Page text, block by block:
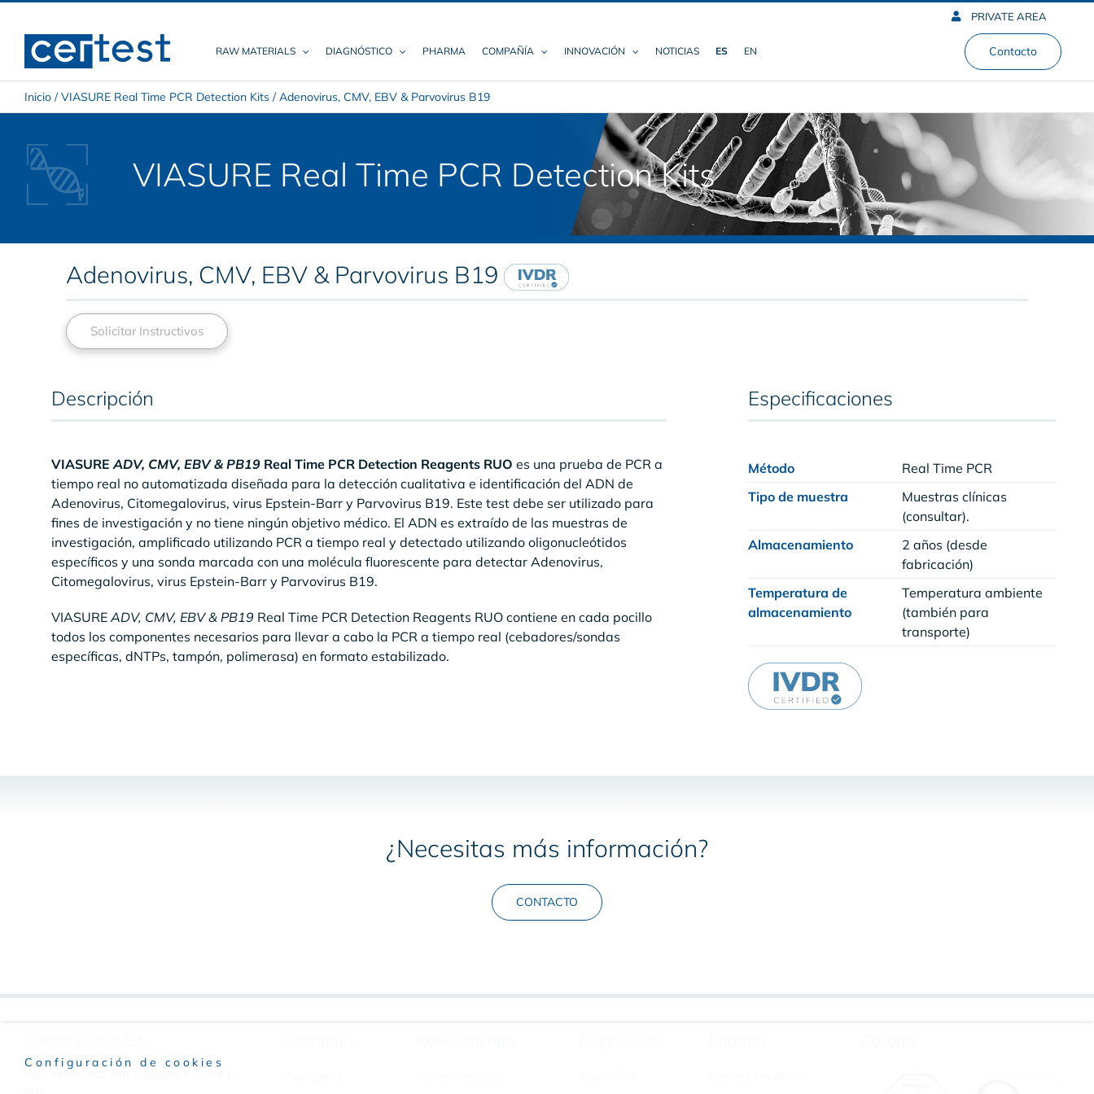
content
PRIVATE AREA
RAW MATERIALS DIAGNÓSTICO PHARMA COMPAÑÍA INNOVACIÓN NOTICIAS ES EN Contacto
Inicio/VIASURE Real Time PCR Detection Kits/Adenovirus, CMV, EBV & Parvovirus B19
VIASURE Real Time PCR Detection Kits
Adenovirus, CMV, EBV & Parvovirus B19
Solicitar Instructivos
Descripción
VIASUREADV, CMV, EBV & PB19Real Time PCR Detection Reagents RUO es una prueba de PCR a
tiempo real no automatizada diseñada para la detección cualitativa e identificación del ADN de
Adenovirus, Citomegalovirus, virus Epstein-Barr y Parvovirus B19. Este test debe ser utilizado para
fines de investigación y no tiene ningún objetivo médico. El ADN es extraído de las muestras de
investigación, amplificado utilizando PCR a tiempo real y detectado utilizando oligonucleótidos
específicos y una sonda marcada con una molécula fluorescente para detectar Adenovirus,
Citomegalovirus, virus Epstein-Barr y Parvovirus B19.
VIASUREADV, CMV, EBV & PB19 Real Time PCR Detection Reagents RUO contiene en cada pocillo
todos los componentes necesarios para llevar a cabo la PCR a tiempo real (cebadores/sondas
específicas, dNTPs, tampón, polimerasa) en formato estabilizado.
Especificaciones
Método
Real Time PCR
Tipo de muestra
Muestras clínicas
(consultar).
Almacenamiento
2 años (desde
fabricación)
Temperatura de
almacenamiento
Temperatura ambiente
(también para
transporte)
¿Necesitas más información?
CONTACTO
Pol. Industrial Río Gállego II Calle J,
Configuración de cookies